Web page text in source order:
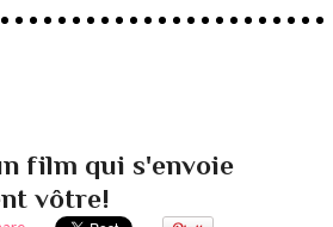
film qui s'envoie
vôtre!